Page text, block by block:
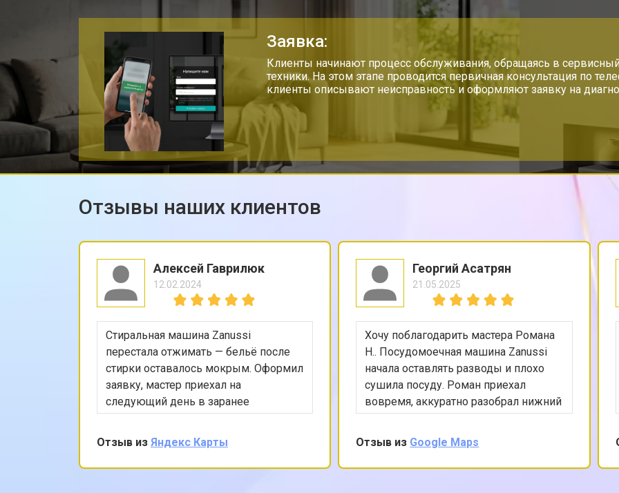
Заявка:
Клиенты начинают процесс обслуживания, обращаясь в
техники. На этом этапе проводится первичная консультация по
клиенты описывают неисправность и оформляют заявку на
Отзывы наших клиентов
Алексей Гаврилюк
12.02.2024
Стиральная машина Zanussi
перестала отжимать — бельё после
стирки оставалось мокрым. Оформил
заявку, мастер приехал на
следующий день в заранее
согласованное время. Проверил
насос, режимы программы, снял
заднюю панель и показал, что
ремень частично порвался и
Отзыв из Яндекс Карты
Георгий Асатрян
21.05.2025
Хочу поблагодарить мастера Романа
Н.. Посудомоечная машина Zanussi
начала оставлять разводы и плохо
сушила посуду. Роман приехал
вовремя, аккуратно разобрал нижний
отсек, проверил циркуляционный
насос, состояние уплотнителей и
ТЭНа. Проблема оказалась в слабом
напоре из-за частично забитого
Отзыв из Google Maps